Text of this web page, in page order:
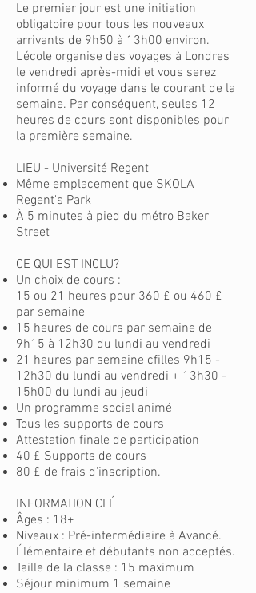
Le premier jour est une initiation
obligatoire pour tous les nouveaux
arrivants de 9h50 à 13h00 environ.
L'école organise des voyages à Londres
le vendredi après-midi et vous serez
informé du voyage dans le courant de la
semaine. Par conséquent, seules 12
heures de cours sont disponibles pour
la première semaine.
LIEU - Université Regent
Même emplacement que SKOLA
Regent's Park
À 5 minutes à pied du métro Baker
Street
CE QUI EST INCLU?
Un choix de cours :
15 ou 21 heures pour 360 £ ou 460 £
par semaine
15 heures de cours par semaine de
9h15 à 12h30 du lundi au vendredi
21 heures par semaine cfilles 9h15 -
12h30 du lundi au vendredi + 13h30 -
15h00 du lundi au jeudi
Un programme social animé
Tous les supports de cours
Attestation finale de participation
40 £ Supports de cours
80 £ de frais d'inscription.
INFORMATION CLÉ
Âges : 18+
Niveaux : Pré-intermédiaire à Avancé.
Élémentaire et débutants non acceptés.
Taille de la classe : 15 maximum
Séjour minimum 1 semaine